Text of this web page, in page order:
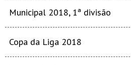
Municipal 2018, 1ª divisão
Copa da Liga 2018